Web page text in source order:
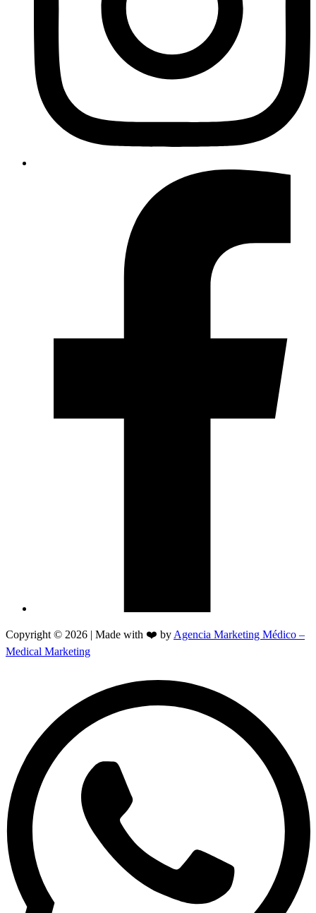
Copyright © 2026 | Made with ❤️ by Agencia Marketing Médico –
Medical Marketing